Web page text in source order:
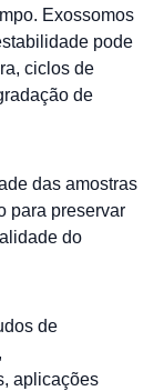
Exossomos
pode
ciclos de
de
das amostras
para preservar
do
de
aplicações